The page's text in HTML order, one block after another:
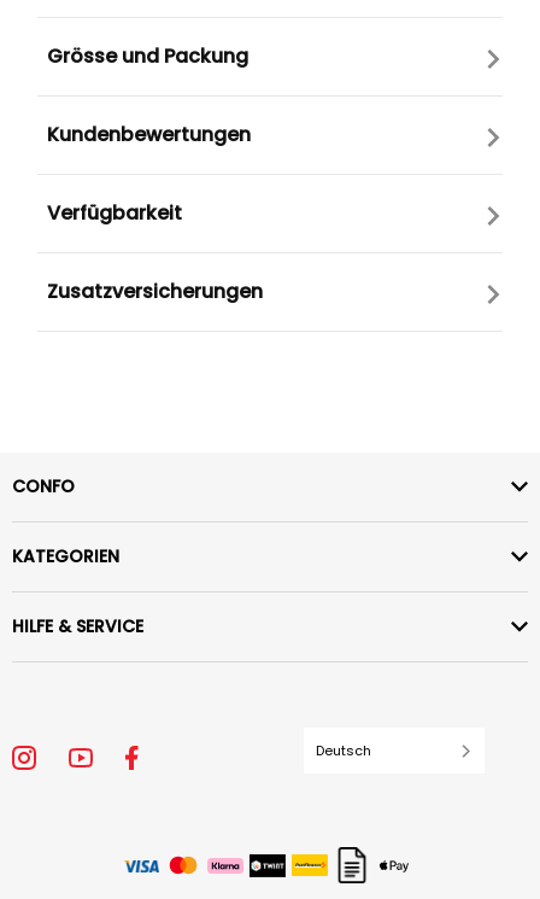
Grösse und Packung
Kundenbewertungen
Verfügbarkeit
Zusatzversicherungen
CONFO
KATEGORIEN
HILFE & SERVICE
Deutsch